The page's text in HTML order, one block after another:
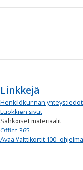
Linkkejä
Henkilökunnan yhteystiedot
Luokkien sivut
Sähköiset materiaalit
Office 365
Avaa Valttikortit 100 -ohjelma